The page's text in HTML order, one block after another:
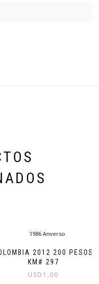
2012 200 PESOS
KM# 297
USD 1,00